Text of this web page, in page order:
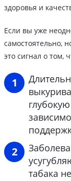
здоровья и
Если вы уже
самостоятельно,
это сигнал о том,
табака